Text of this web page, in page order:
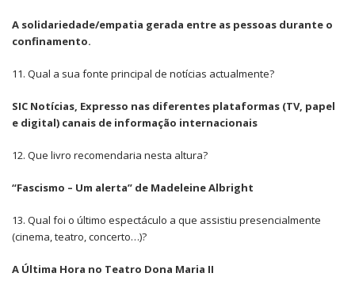
A solidariedade/empatia gerada entre as pessoas durante o
confinamento.
11. Qual a sua fonte principal de notícias actualmente?
SIC Notícias, Expresso nas diferentes plataformas (TV, papel
e digital) canais de informação internacionais
12. Que livro recomendaria nesta altura?
“Fascismo – Um alerta” de Madeleine Albright
13. Qual foi o último espectáculo a que assistiu presencialmente
(cinema, teatro, concerto…)?
A Última Hora no Teatro Dona Maria II